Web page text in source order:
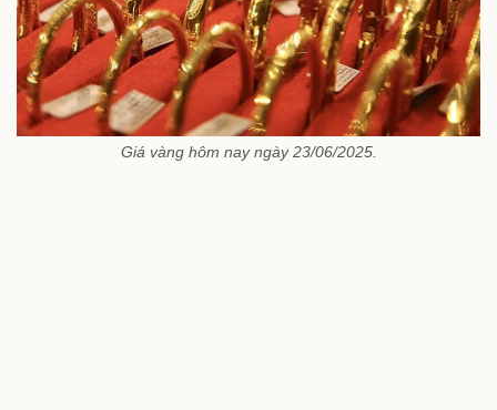
Giá vàng hôm nay ngày 23/06/2025.